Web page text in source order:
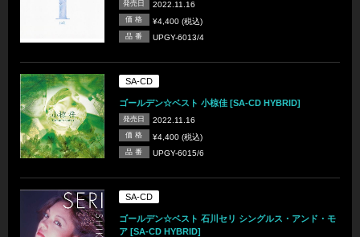
発売日 2022.11.16
価 格 ¥4,400 (税込)
品 番 UPGY-6013/4
SA-CD
ゴールデン☆ベスト 小椋佳 [SA-CD HYBRID]
発売日 2022.11.16
価 格 ¥4,400 (税込)
品 番 UPGY-6015/6
SA-CD
ゴールデン☆ベスト 石川セリ シングルス・アンド・モ
ア [SA-CD HYBRID]